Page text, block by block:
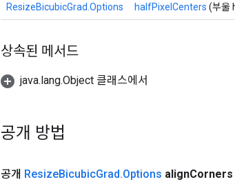
ResizeBicubicGrad.Options halfPixelCenters (부울
상속된 메서드
java.lang.Object 클래스에서
공개 방법
공개 ResizeBicubicGrad.Options alignCorners